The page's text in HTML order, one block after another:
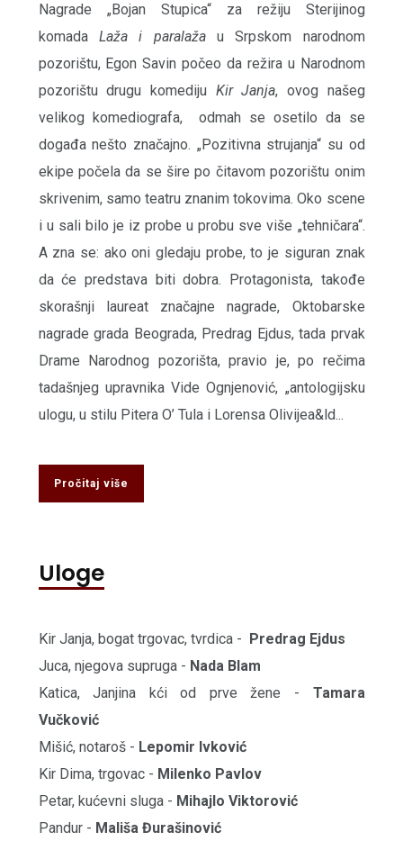
Nagrade „Bojan Stupica“ za režiju Sterijinog
komada Laža i paralažau Srpskom narodnom
pozorištu, Egon Savin počeo da režira u Narodnom
pozorištu drugu komediju Kir Janja, ovog našeg
velikog komediografa, odmah se osetilo da se
događa nešto značajno. „Pozitivna strujanja“ su od
ekipe počela da se šire po čitavom pozorištu onim
skrivenim, samo teatru znanim tokovima. Oko scene
i u sali bilo je iz probe u probu sve više „tehničara“.
A zna se: ako oni gledaju probe, to je siguran znak
da će predstava biti dobra. Protagonista, takođe
skorašnji laureat značajne nagrade, Oktobarske
nagrade grada Beograda, Predrag Ejdus, tada prvak
Drame Narodnog pozorišta, pravio je, po rečima
tadašnjeg upravnika Vide Ognjenović, „antologijsku
ulogu, u stilu Pitera O’ Tula i Lorensa Olivijea&ld...
Pročitaj više
Uloge
Kir Janja, bogat trgovac, tvrdica -
Predrag Ejdus
Juca, njegova supruga - Nada Blam
Katica, Janjina kći od prve žene - Tamara
Vučković
Mišić, notaroš - Lepomir Ivković
Kir Dima, trgovac - Milenko Pavlov
Petar, kućevni sluga - Mihajlo Viktorović
Pandur - Mališa Đurašinović